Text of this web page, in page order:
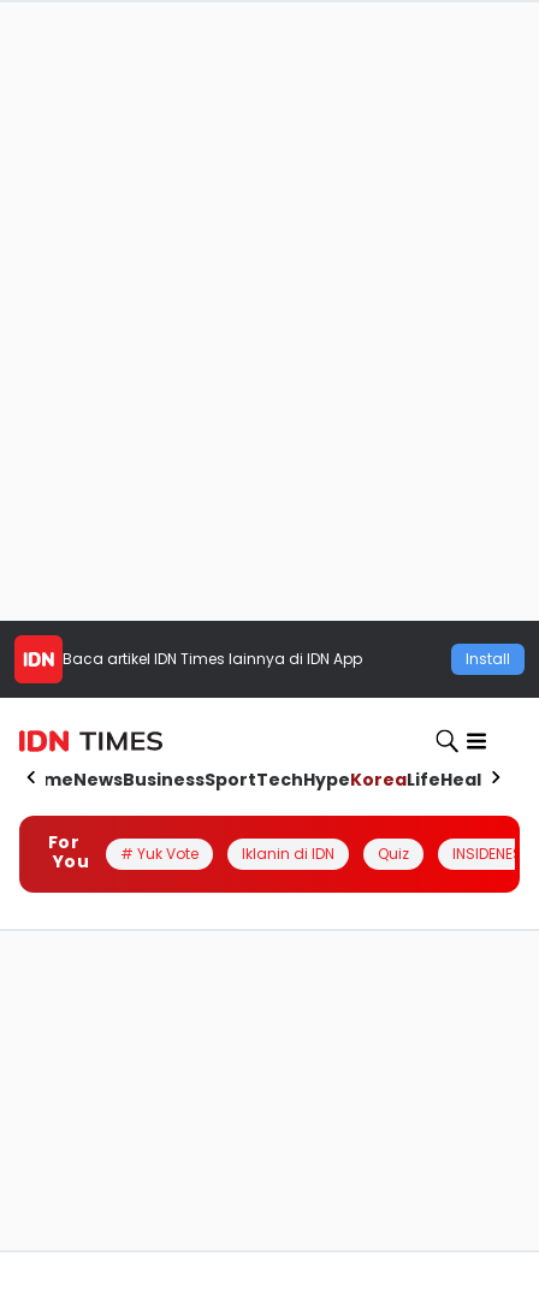
Baca artikel IDN Times lainnya di IDN App Install
HomeNewsBusinessSportTechHypeKoreaLifeHealth
For
You
# Yuk Vote Iklanin di IDN Quiz INSIDENESIA